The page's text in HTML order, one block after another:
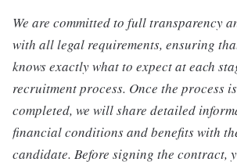
We are committed to full transparency
with all legal requirements, ensuring
knows exactly what to expect at each
recruitment process. Once the process
completed, we will share detailed
financial conditions and benefits with
candidate. Before signing the contract,